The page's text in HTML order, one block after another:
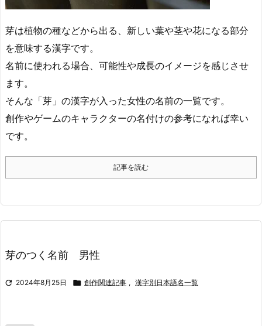
芽は植物の種などから出る、新しい葉や茎や花になる部分
を意味する漢字です。
名前に使われる場合、可能性や成長のイメージを感じさせ
ます。
そんな「芽」の漢字が入った女性の名前の一覧です。
創作やゲームのキャラクターの名付けの参考になれば幸い
です。
記事を読む
芽のつく名前 男性
 2024年8月25日  創作関連記事 , 漢字別日本語名一覧